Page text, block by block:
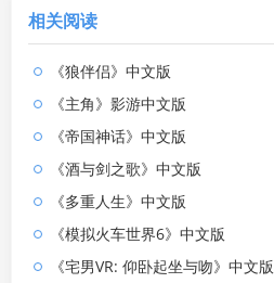
相关阅读
《狼伴侣》中文版
《主角》影游中文版
《帝国神话》中文版
《酒与剑之歌》中文版
《多重人生》中文版
《模拟火车世界6》中文版
《宅男VR: 仰卧起坐与吻》中文版